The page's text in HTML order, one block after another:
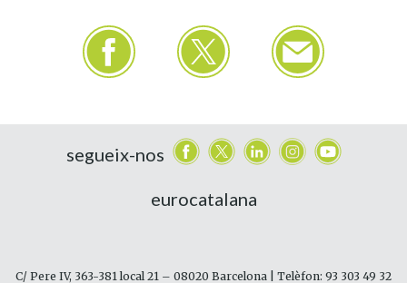
segueix-nos
eurocatalana
C/ Pere IV, 363-381 local 21 – 08020 Barcelona | Telèfon: 93 303 49 32